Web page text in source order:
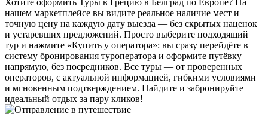
нашем маркетплейсе вы видите реальное наличие мест и
точную цену на каждую дату выезда — без скрытых наценок
и устаревших предложений. Просто выберите подходящий
тур и нажмите «Купить у оператора»: вы сразу перейдёте в
систему бронирования туроператора и оформите путёвку
напрямую, без посредников. Все туры — от проверенных
операторов, с актуальной информацией, гибкими условиями
и мгновенным подтверждением. Найдите и забронируйте
идеальный отдых за пару кликов!